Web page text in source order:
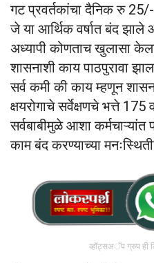
गट प्रवर्तकांचा दैनिक रु
जे या आर्थिक वर्षात बंद झाले
अध्यापी कोणताच खुलासा
शासनाशी काय पाठपुरावा
सर्व कमी की काय म्हणून
क्षयरोगाचे सर्वेक्षणचे भत्ते
सर्वबाबीमुळे आशा
काम बंद करण्याच्या
व्हॉट्सअॅप ग्रुप ही